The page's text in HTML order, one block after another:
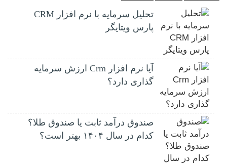
تحلیل سرمایه با نرم افزار CRM
پارس ویتایگر
آیا نرم افزار Crm ارزش سرمایه
گذاری دارد؟
صندوق درآمد ثابت یا صندوق طلا؟
کدام در سال ۱۴۰۴ بهتر است؟